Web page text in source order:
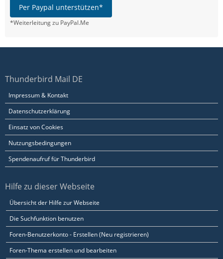
Per Paypal unterstützen*
*Weiterleitung zu PayPal.Me
Thunderbird Mail DE
Impressum & Kontakt
Datenschutzerklärung
Einsatz von Cookies
Nutzungsbedingungen
Spendenaufruf für Thunderbird
Hilfe zu dieser Webseite
Übersicht der Hilfe zur Webseite
Die Suchfunktion benutzen
Foren-Benutzerkonto - Erstellen (Neu registrieren)
Foren-Thema erstellen und bearbeiten